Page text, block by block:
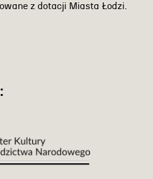
z dotacji Miasta Łodzi.